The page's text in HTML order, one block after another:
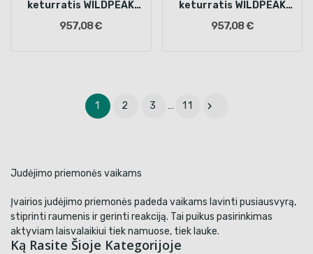
keturratis WILDPEAK
957,08 €
keturratis WILDPEAK
957,08 €
1 2 3 … 11 
Judėjimo priemonės vaikams
Įvairios judėjimo priemonės padeda vaikams lavinti pusiausvyrą,
stiprinti raumenis ir gerinti reakciją. Tai puikus pasirinkimas
aktyviam laisvalaikiui tiek namuose, tiek lauke.
Ką Rasite Šioje Kategorijoje